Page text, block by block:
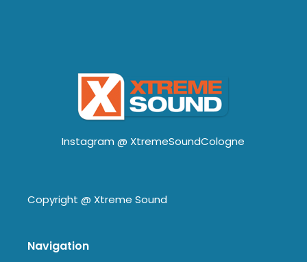
Instagram @ XtremeSoundCologne
Copyright @ Xtreme Sound
Navigation